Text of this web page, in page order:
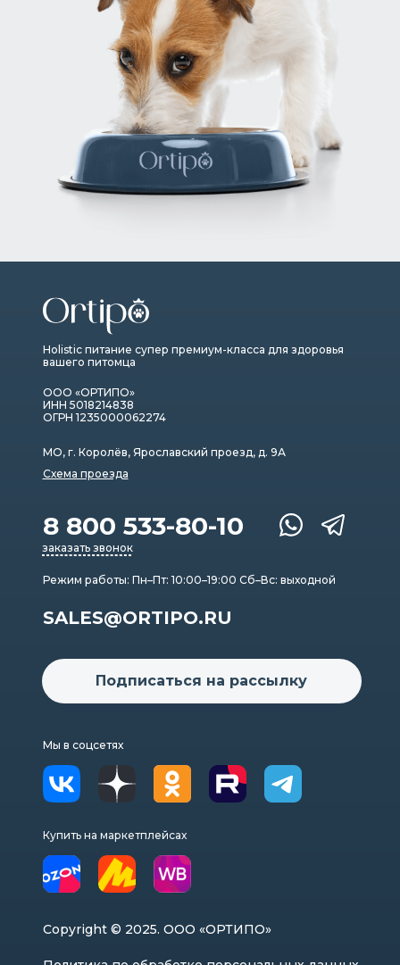
заказать звонок
Holistic питание супер премиум-класса для здоровья
вашего питомца
ООО «ОРТИПО»
ИНН 5018214838
ОГРН 1235000062274
Режим работы: Пн–Пт: 10:00–19:00 Сб–Вс: выходной
МО, г. Королёв, Ярославский проезд, д. 9А
Copyright © 2025. ООО «ОРТИПО»
Схема проезда
8 800 533-80-10
SALES@ORTIPO.RU
Подписаться на рассылку
Купить на маркетплейсах
Мы в соцсетях